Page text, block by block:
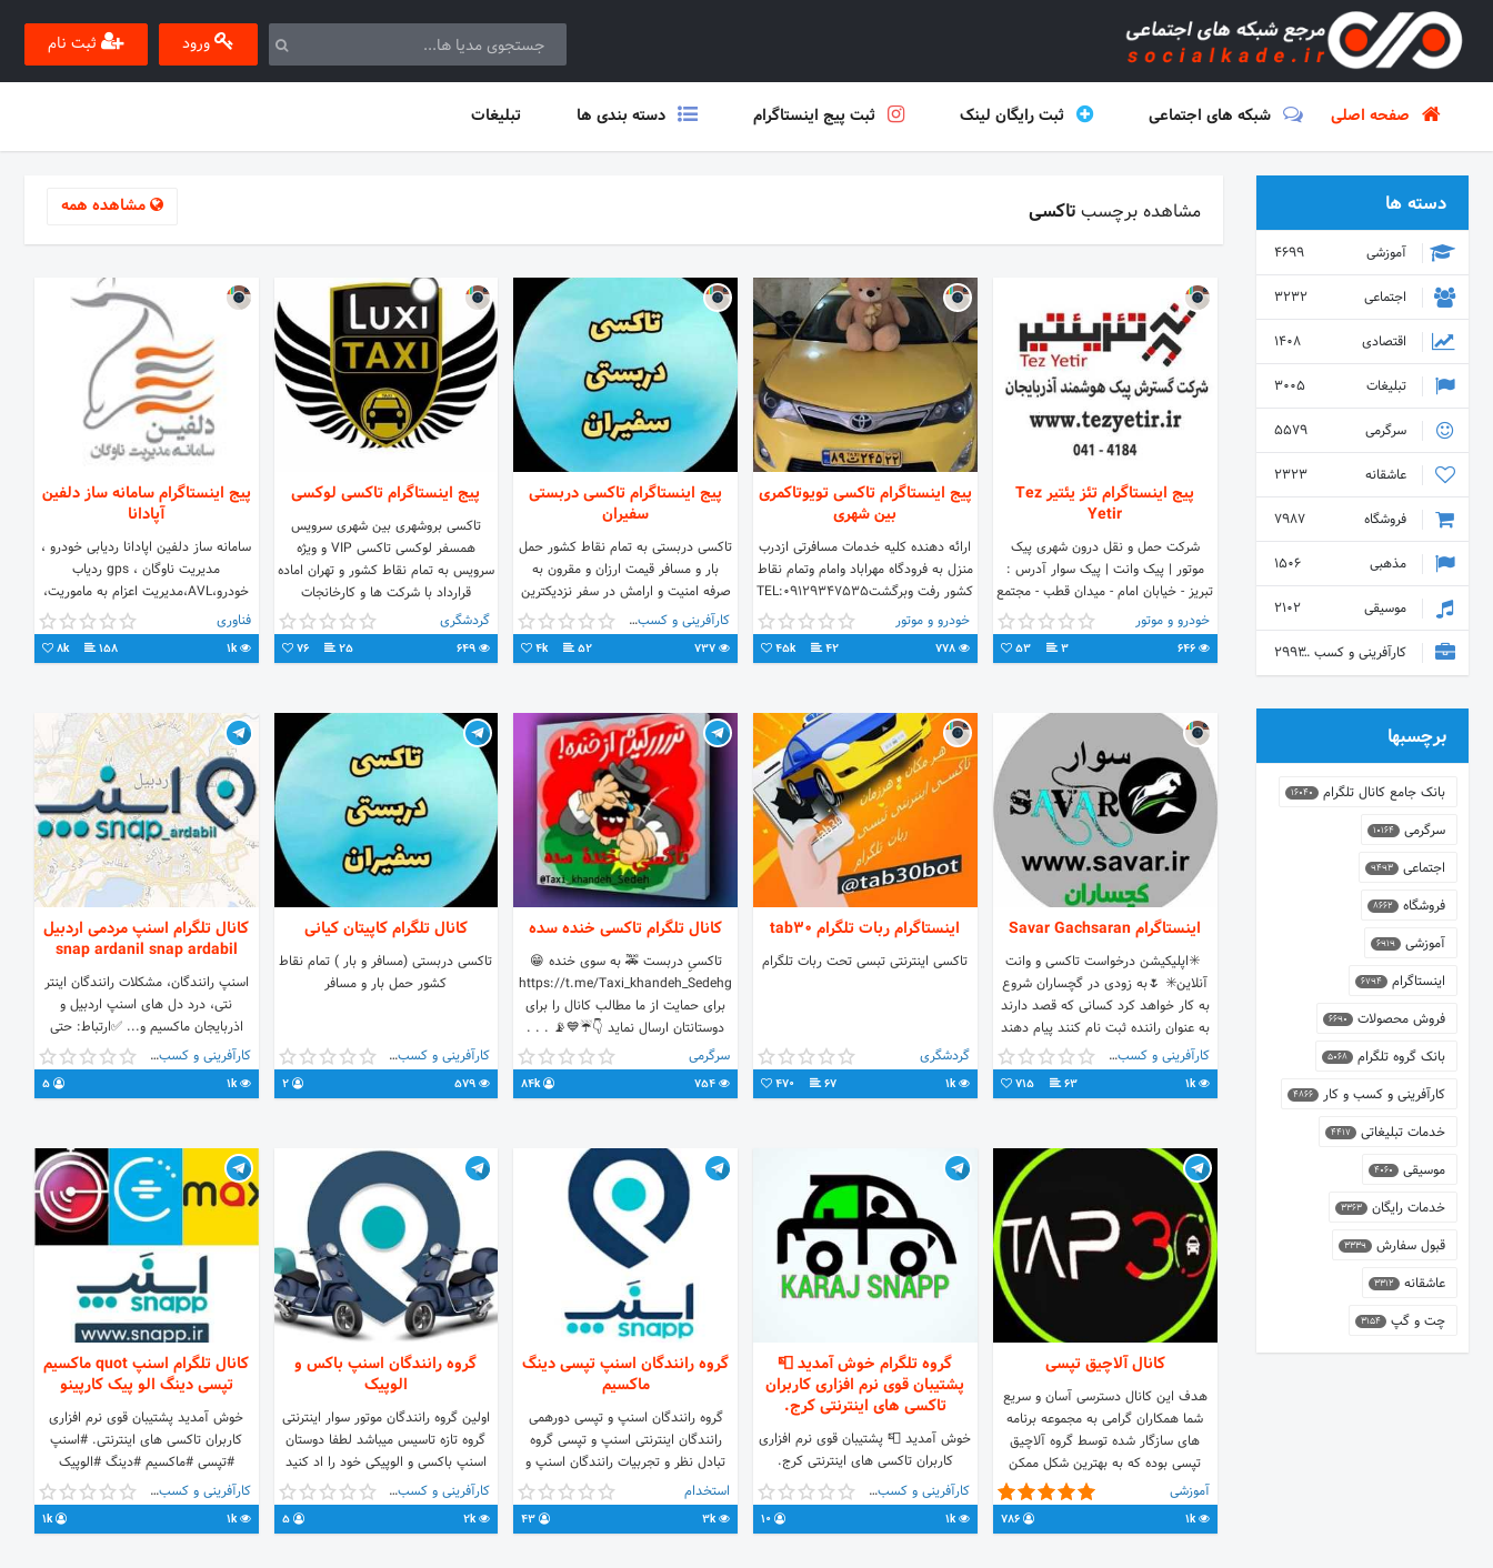
ورود ثبت نام
صفحه اصلی شبکه های اجتماعی ثبت رایگان لینک ثبت پیج اینستاگرام دسته بندی ها تبلیغات
مشاهده برچسب تاکسی مشاهده همه
پیج اینستاگرام تئز یئتیر Tez
Yetir
شرکت حمل و نقل درون شهری پیک
موتور | پیک وانت | پیک سوار آدرس :
تبریز - خیابان امام - میدان قطب - مجتمع
تجاری مهدیه - طبقه منفی یک - شرکت
گسترش پیک هوشمند آذربایجان تماس :
4184-041
خودرو و موتور
646
3
53
پیج اینستاگرام تاکسی تویوتاکمری
بین شهری
ارائه دهنده کلیه خدمات مسافرتی ازدرب
منزل به فرودگاه مهراباد وامام وتمام نقاط
کشور رفت وبرگشتTEL:09129347535
خودرو و موتور
778
42
45k
پیج اینستاگرام تاکسی دربستی
سفیران
تاکسی دربستی به تمام نقاط کشور حمل
بار و مسافر قیمت ارزان و مقرون به
صرفه امنیت و ارامش در سفر نزدیکترین
و بهترین تاکسی خدمات ۲۴ ساعته
09100842152
کارآفرینی و کسب و کار
737
52
4k
پیج اینستاگرام تاکسی لوکسی
تاکسی برو‌شهری بین شهری سرویس
همسفر لوکسی تاکسی VIP و ویژه
سرویس به تمام نقاط کشور و تهران اماده
قرارداد با شرکت ها و کارخانجات
09100842152
گردشگری
649
25
76
پیج اینستاگرام سامانه ساز دلفین
آپادانا
سامانه ساز دلفین اپادانا ردیابی خودرو ،
مدیریت ناوگان ، gps ردیاب
خودرو،AVL،مدیریت اعزام به ماموریت،
تاکسی هوشمند
https://t.me/mydolphin
فناوری
1k
158
8k
اینستاگرام Savar Gachsaran
‌ ✳️اپلیکیشن درخواست تاکسی و وانت
آنلاین✳️ 🌷به زودی در گچساران شروع
به کار خواهد کرد کسانی که قصد دارند
به عنوان راننده ثبت نام کنند پیام دهند
کارآفرینی و کسب و کار
1k
63
715
اینستاگرام ربات تلگرام tab30
تاکسی اینترنتی تبسی تحت ربات تلگرام
گردشگری
1k
67
470
کانال تلگرام تاکسی خنده سده
تاکسیِ دربست 🚕 به سوی خنده 😁
https://t.me/Taxi_khandeh_Sedehg
برای حمایت از ما مطالب کانال را برای
دوستانتان ارسال نماید 👇☔💙📡 . . .
جهت درج تبلیغ با آیدی زیر پیام بدهید .
👇📡🤣☔ @hayat_taxi_khande
همراهی شما با ما باعث افتخار ماست.
سرگرمی
754
84k
کانال تلگرام کاپیتان کیانی
تاکسی دربستی (مسافر و بار ) تمام نقاط
کشور حمل بار و مسافر
کارآفرینی و کسب و کار
579
2
کانال تلگرام اسنپ مردمی اردبیل
snap ardanil snap ardabil
اسنپ رانندگان، مشکلات رانندگان اینتر
نتی، درد دل های اسنپ اردبیل و
اذربایجان ماکسیم و... ✅ارتباط: حتی
ریپورتی ها بصورت ناشناس
@snap_pmsbot @snap_ardabil گروه
گفتگو اسنپ👇
کارآفرینی و کسب و کار
1k
5
کانال آلاچیق تپسی
هدف این کانال دسترسی آسان و سریع
شما همکاران گرامی به مجموعه برنامه
های سازگار شده توسط گروه آلاچیق
تپسی بوده که به بهترین شکل ممکن
سعی بر انجام این مهم دارد. ✅جهت
ارتباط با ادمین کانال به 🆔️ زیر مراجعه
کنید. @Modiriyat_admin_bot
آموزشی
1k
786
گروه تلگرام خوش آمدید 📮
پشتیبان قوی نرم افزاری کاربران
تاکسی های اینترنتی کرج.
خوش آمدید 📮 پشتیبان قوی نرم افزاری
کاربران تاکسی های اینترنتی کرج.
کارآفرینی و کسب و کار
1k
10
گروه رانندگان اسنپ تپسی دینگ
ماکسیم
گروه رانندگان اسنپ و تپسی دورهمی
رانندگان اینترنتی اسنپ و تپسی گروه
تبادل نظر و تجربیات رانندگان اسنپ و
تپسی
استخدام
3k
43
گروه رانندگان اسنپ باکس و
الوپیک
اولین گروه رانندگان موتور سوار اینترنتی
گروه تازه تاسیس میباشد لطفا دوستان
اسنپ باکسی و الوپیکی خود را اد کنید
کارآفرینی و کسب و کار
2k
5
کانال تلگرام اسنپ quot ماکسیم
تپسی دینگ الو پیک کارپینو
خوش آمدید پشتیبان قوی نرم افزاری
کاربران تاکسی های اینترنتی. #اسنپ
#تپسی #ماکسیم #دینگ #الوپیک
#کارپینو #ویز_فارسی @Maximei لینک
گروه
t.me/joinchat/HrLT206PtOILcvIlCqULVw
کارآفرینی و کسب و کار
1k
1k
دسته ها
آموزشی
4699
اجتماعی
3232
اقتصادی
1408
تبلیغات
3005
سرگرمی
5579
عاشقانه
2323
فروشگاه
7987
مذهبی
1506
موسیقی
2102
کارآفرینی و کسب و کار 2993
برچسبها
بانک جامع کانال تلگرام 16040
سرگرمی 10164
اجتماعی 9493
فروشگاه 8662
آموزشی 6919
اینستاگرام 6794
فروش محصولات 6690
بانک گروه تلگرام 5068
کارآفرینی و کسب و کار 4866
خدمات تبلیغاتی 4417
موسیقی 4060
خدمات رایگان 3363
قبول سفارش 3339
عاشقانه 3312
چت و گپ 3154